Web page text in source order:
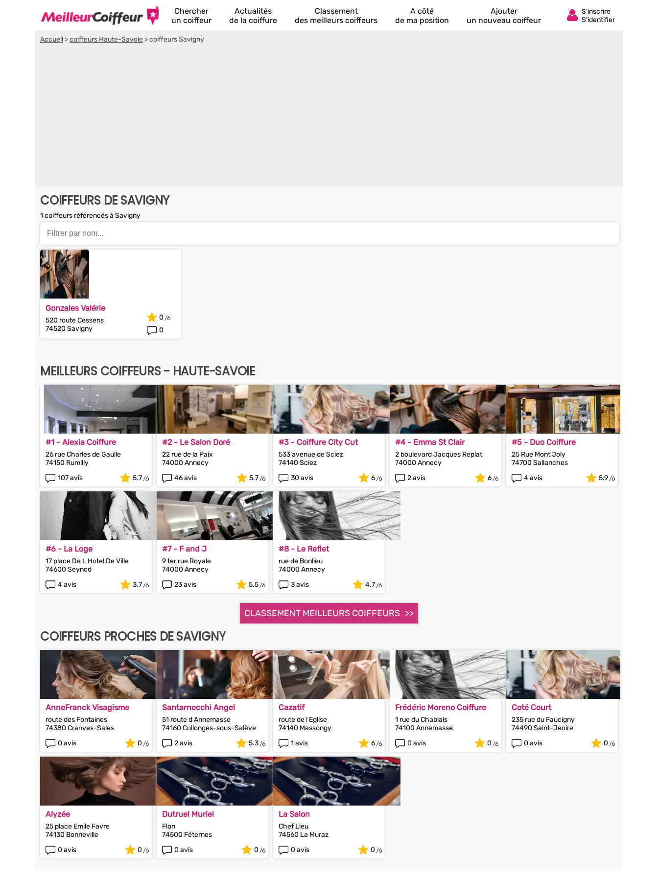
Chercher
un coiffeur
Actualités
de la coiffure
Classement
des meilleurs coiffeurs
A côté
de ma position
Ajouter
un nouveau coiffeur
Accueil >coiffeurs Haute-Savoie >coiffeurs Savigny
COIFFEURS DE SAVIGNY
1 coiffeurs référencés à Savigny
Gonzales Valérie
520 route Cessens
74520 Savigny
0
0
MEILLEURS COIFFEURS - HAUTE-SAVOIE
#1 - Alexia Coiffure
26 rue Charles de Gaulle
74150 Rumilly
107 avis
5.7
#2 - Le Salon Doré
22 rue de la Paix
74000 Annecy
46 avis
5.7
#3 - Coiffure City Cut
533 avenue de Sciez
74140 Sciez
30 avis
6
#4 - Emma St Clair
2 boulevard Jacques Replat
74000 Annecy
2 avis
6
#5 - Duo Coiffure
25 Rue Mont Joly
74700 Sallanches
4 avis
5.9
#6 - La Loge
17 place De L Hotel De Ville
74600 Seynod
4 avis
3.7
#7 - F and J
9 ter rue Royale
74000 Annecy
23 avis
5.5
#8 - Le Reflet
rue de Bonlieu
74000 Annecy
3 avis
4.7
CLASSEMENT MEILLEURS COIFFEURS
COIFFEURS PROCHES DE SAVIGNY
AnneFranck Visagisme
route des Fontaines
74380 Cranves-Sales
0 avis
0
Santarnecchi Angel
51 route d Annemasse
74160 Collonges-sous-Salève
2 avis
5.3
Cazatif
route de l Eglise
74140 Massongy
1 avis
6
Frédéric Moreno Coiffure
1 rue du Chablais
74100 Annemasse
0 avis
0
Coté Court
235 rue du Faucigny
74490 Saint-Jeoire
0 avis
0
Alyzée
25 place Emile Favre
74130 Bonneville
0 avis
0
Dutruel Muriel
Flon
74500 Féternes
0 avis
0
La Salon
Chef Lieu
74560 La Muraz
0 avis
0